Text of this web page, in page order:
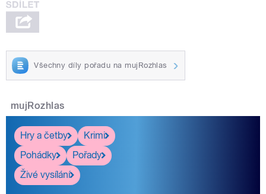
Všechny díly pořadu na mujRozhlas
mujRozhlas
Hry a četby
Krimi
Pohádky
Pořady
Živé vysílání